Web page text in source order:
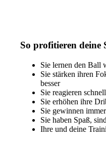
So profitieren deine
Sie lernen den Ball
Sie stärken ihren
besser
Sie reagieren
Sie erhöhen ihre
Sie gewinnen
Sie haben Spaß,
Ihre und deine